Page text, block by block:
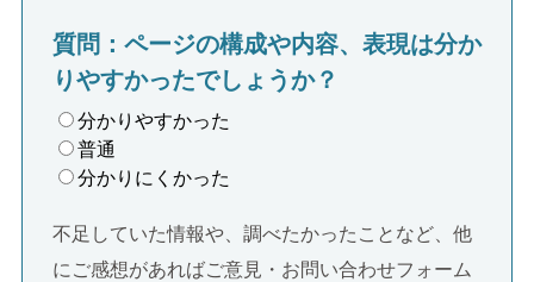
質問：ページの構成や内容、表現は分か
りやすかったでしょうか？
分かりやすかった
普通
分かりにくかった
不足していた情報や、調べたかったことなど、他
にご感想があればご意見・お問い合わせフォーム